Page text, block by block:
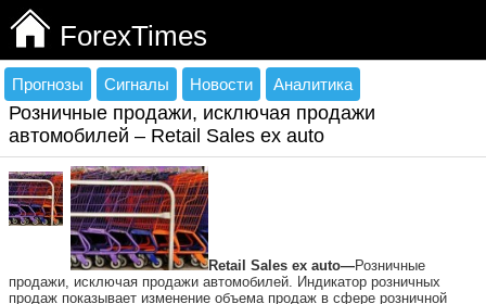
ForexTimes
Прогнозы Сигналы Новости Аналитика
Розничные продажи, исключая продажи
автомобилей – Retail Sales ex auto
Retail Sales ex auto—Розничные
продажи, исключая продажи автомобилей. Индикатор розничных
продаж показывает изменение объема продаж в сфере розничной